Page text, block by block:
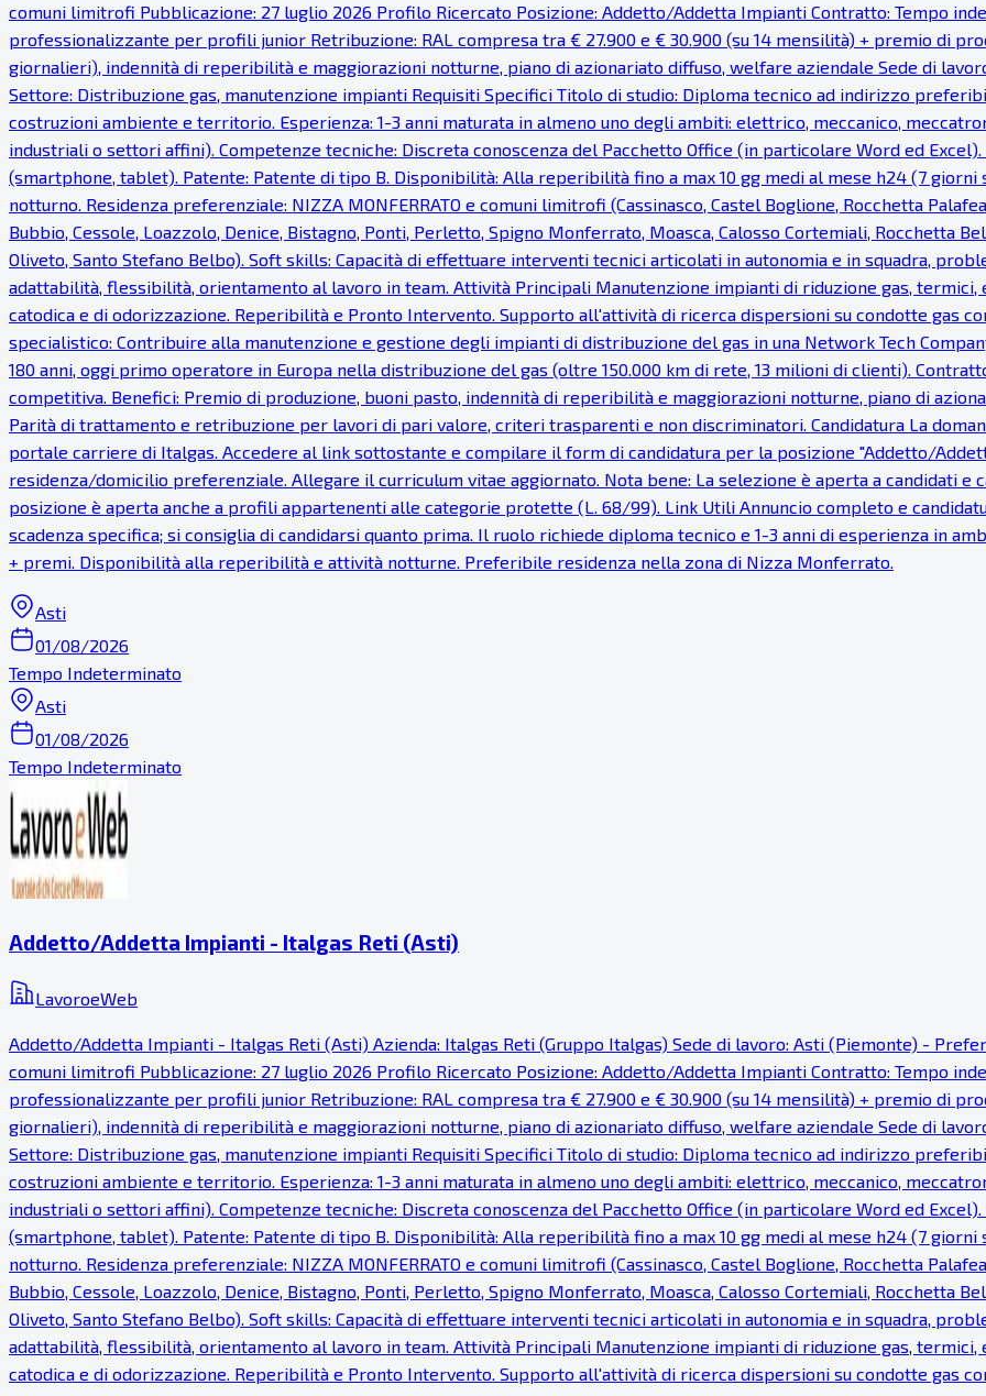
comuni limitrofi Pubblicazione: 27 luglio 2026 Profilo Ricercato Posizione: Addetto/Addetta Impianti Contratto: Tempo
professionalizzante per profili junior Retribuzione: RAL compresa tra € 27.900 e € 30.900 (su 14 mensilità) + premio di
giornalieri), indennità di reperibilità e maggiorazioni notturne, piano di azionariato diffuso, welfare aziendale Sede di
Settore: Distribuzione gas, manutenzione impianti Requisiti Specifici Titolo di studio: Diploma tecnico ad indirizzo
costruzioni ambiente e territorio. Esperienza: 1-3 anni maturata in almeno uno degli ambiti: elettrico, meccanico,
industriali o settori affini). Competenze tecniche: Discreta conoscenza del Pacchetto Office (in particolare Word ed
(smartphone, tablet). Patente: Patente di tipo B. Disponibilità: Alla reperibilità fino a max 10 gg medi al mese h24 (7
notturno. Residenza preferenziale: NIZZA MONFERRATO e comuni limitrofi (Cassinasco, Castel Boglione, Rocchetta
Bubbio, Cessole, Loazzolo, Denice, Bistagno, Ponti, Perletto, Spigno Monferrato, Moasca, Calosso Cortemiali, Rocchetta
Oliveto, Santo Stefano Belbo). Soft skills: Capacità di effettuare interventi tecnici articolati in autonomia e in squadra,
adattabilità, flessibilità, orientamento al lavoro in team. Attività Principali Manutenzione impianti di riduzione gas,
catodica e di odorizzazione. Reperibilità e Pronto Intervento. Supporto all'attività di ricerca dispersioni su condotte gas
specialistico: Contribuire alla manutenzione e gestione degli impianti di distribuzione del gas in una Network Tech
180 anni, oggi primo operatore in Europa nella distribuzione del gas (oltre 150.000 km di rete, 13 milioni di clienti).
competitiva. Benefici: Premio di produzione, buoni pasto, indennità di reperibilità e maggiorazioni notturne, piano di
Parità di trattamento e retribuzione per lavori di pari valore, criteri trasparenti e non discriminatori. Candidatura La
portale carriere di Italgas. Accedere al link sottostante e compilare il form di candidatura per la posizione "Addetto/
residenza/domicilio preferenziale. Allegare il curriculum vitae aggiornato. Nota bene: La selezione è aperta a candidati e
posizione è aperta anche a profili appartenenti alle categorie protette (L. 68/99). Link Utili Annuncio completo e
scadenza specifica; si consiglia di candidarsi quanto prima. Il ruolo richiede diploma tecnico e 1-3 anni di esperienza in
+ premi. Disponibilità alla reperibilità e attività notturne. Preferibile residenza nella zona di Nizza Monferrato.
Asti
01/08/2026
Tempo Indeterminato
Asti
01/08/2026
Tempo Indeterminato
Addetto/Addetta Impianti - Italgas Reti (Asti)
LavoroeWeb
Addetto/Addetta Impianti - Italgas Reti (Asti) Azienda: Italgas Reti (Gruppo Italgas) Sede di lavoro: Asti (Piemonte) -
comuni limitrofi Pubblicazione: 27 luglio 2026 Profilo Ricercato Posizione: Addetto/Addetta Impianti Contratto: Tempo
professionalizzante per profili junior Retribuzione: RAL compresa tra € 27.900 e € 30.900 (su 14 mensilità) + premio di
giornalieri), indennità di reperibilità e maggiorazioni notturne, piano di azionariato diffuso, welfare aziendale Sede di
Settore: Distribuzione gas, manutenzione impianti Requisiti Specifici Titolo di studio: Diploma tecnico ad indirizzo
costruzioni ambiente e territorio. Esperienza: 1-3 anni maturata in almeno uno degli ambiti: elettrico, meccanico,
industriali o settori affini). Competenze tecniche: Discreta conoscenza del Pacchetto Office (in particolare Word ed
(smartphone, tablet). Patente: Patente di tipo B. Disponibilità: Alla reperibilità fino a max 10 gg medi al mese h24 (7
notturno. Residenza preferenziale: NIZZA MONFERRATO e comuni limitrofi (Cassinasco, Castel Boglione, Rocchetta
Bubbio, Cessole, Loazzolo, Denice, Bistagno, Ponti, Perletto, Spigno Monferrato, Moasca, Calosso Cortemiali, Rocchetta
Oliveto, Santo Stefano Belbo). Soft skills: Capacità di effettuare interventi tecnici articolati in autonomia e in squadra,
adattabilità, flessibilità, orientamento al lavoro in team. Attività Principali Manutenzione impianti di riduzione gas,
catodica e di odorizzazione. Reperibilità e Pronto Intervento. Supporto all'attività di ricerca dispersioni su condotte gas